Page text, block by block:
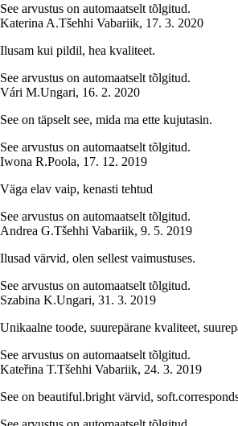
See arvustus on automaatselt tõlgitud.
Katerina A.Tšehhi Vabariik, 17. 3. 2020
Ilusam kui pildil, hea kvaliteet.
See arvustus on automaatselt tõlgitud.
Vári M.Ungari, 16. 2. 2020
See on täpselt see, mida ma ette kujutasin.
See arvustus on automaatselt tõlgitud.
Iwona R.Poola, 17. 12. 2019
Väga elav vaip, kenasti tehtud
See arvustus on automaatselt tõlgitud.
Andrea G.Tšehhi Vabariik, 9. 5. 2019
Ilusad värvid, olen sellest vaimustuses.
See arvustus on automaatselt tõlgitud.
Szabina K.Ungari, 31. 3. 2019
Unikaalne toode, suurepärane kvaliteet,
See arvustus on automaatselt tõlgitud.
Kateřina T.Tšehhi Vabariik, 24. 3. 2019
See on beautiful.bright värvid,